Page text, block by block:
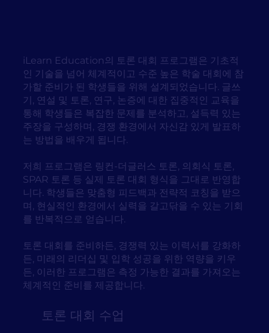
iLearn Education의 토론 대회 프로그램은 기초적
인 기술을 넘어 체계적이고 수준 높은 학술 대회에 참
가할 준비가 된 학생들을 위해 설계되었습니다. 글쓰
기, 연설 및 토론, 연구, 논증에 대한 집중적인 교육을
통해 학생들은 복잡한 문제를 분석하고, 설득력 있는
주장을 구성하며, 경쟁 환경에서 자신감 있게 발표하
는 방법을 배우게 됩니다.
저희 프로그램은 링컨-더글러스 토론, 의회식 토론,
SPAR 토론 등 실제 토론 대회 형식을 그대로 반영합
니다. 학생들은 맞춤형 피드백과 전략적 코칭을 받으
며, 현실적인 환경에서 실력을 갈고닦을 수 있는 기회
를 반복적으로 얻습니다.
토론 대회를 준비하든, 경쟁력 있는 이력서를 강화하
든, 미래의 리더십 및 입학 성공을 위한 역량을 키우
든, 이러한 프로그램은 측정 가능한 결과를 가져오는
체계적인 준비를 제공합니다.
토론 대회 수업